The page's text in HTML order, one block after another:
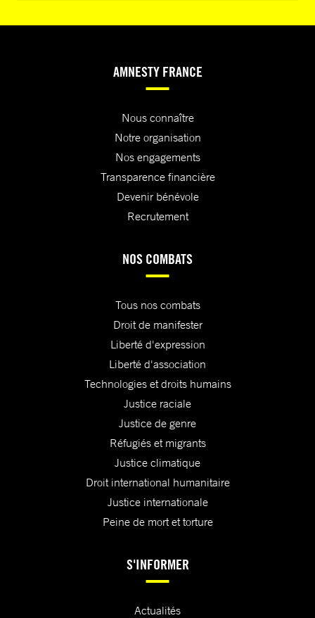
AMNESTY FRANCE
Nous connaître
Notre organisation
Nos engagements
Transparence financière
Devenir bénévole
Recrutement
NOS COMBATS
Tous nos combats
Droit de manifester
Liberté d'expression
Liberté d'association
Technologies et droits humains
Justice raciale
Justice de genre
Réfugiés et migrants
Justice climatique
Droit international humanitaire
Justice internationale
Peine de mort et torture
S'INFORMER
Actualités